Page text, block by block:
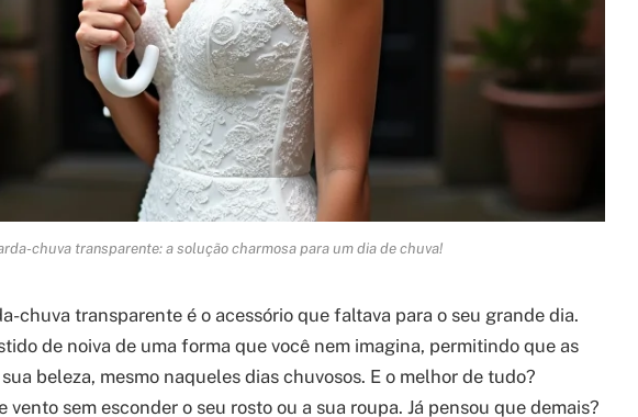
chuva transparente: a solução charmosa para um dia de chuva!
chuva transparente é o acessório que faltava para o seu grande dia.
de noiva de uma forma que você nem imagina, permitindo que as
beleza, mesmo naqueles dias chuvosos. E o melhor de tudo?
vento sem esconder o seu rosto ou a sua roupa. Já pensou que demais?